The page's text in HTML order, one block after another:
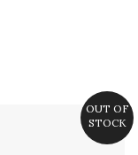
OUT OF
STOCK